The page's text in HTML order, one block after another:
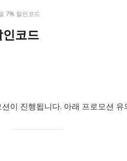
7% 할인코드
코드
이 진행됩니다. 아래 프로모션